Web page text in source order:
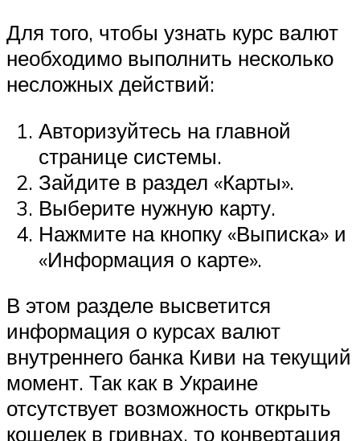
Для того, чтобы узнать курс валют
необходимо выполнить несколько
несложных действий:
Авторизуйтесь на главной
странице системы.
Зайдите в раздел «Карты».
Выберите нужную карту.
Нажмите на кнопку «Выписка» и
«Информация о карте».
В этом разделе высветится
информация о курсах валют
внутреннего банка Киви на текущий
момент. Так как в Украине
отсутствует возможность открыть
кошелек в гривнах, то конвертация